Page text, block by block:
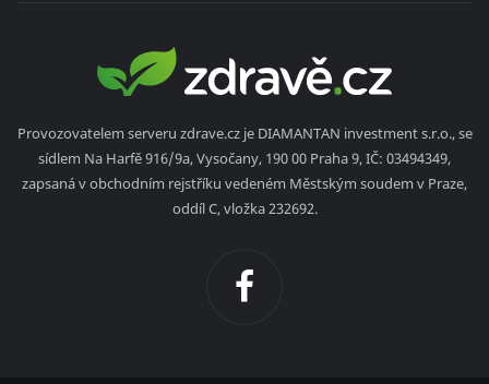
Provozovatelem serveru zdrave.cz je DIAMANTAN investment s.r.o., se
sídlem Na Harfě 916/9a, Vysočany, 190 00 Praha 9, IČ: 03494349,
zapsaná v obchodním rejstříku vedeném Městským soudem v Praze,
oddíl C, vložka 232692.